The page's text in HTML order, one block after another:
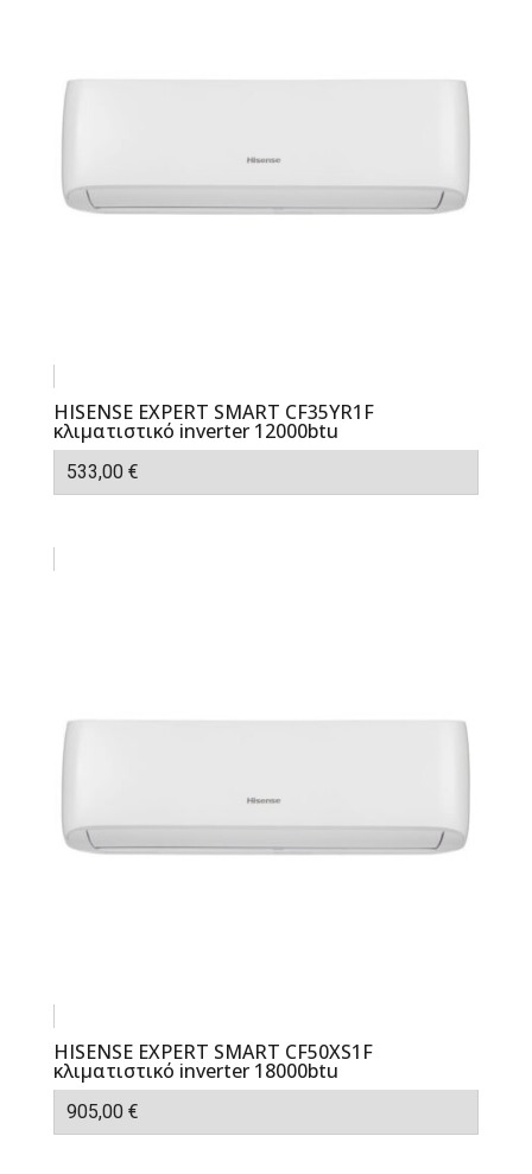
HISENSE EXPERT SMART CF35YR1F
κλιματιστικό inverter 12000btu
533,00 €
HISENSE EXPERT SMART CF50XS1F
κλιματιστικό inverter 18000btu
905,00 €